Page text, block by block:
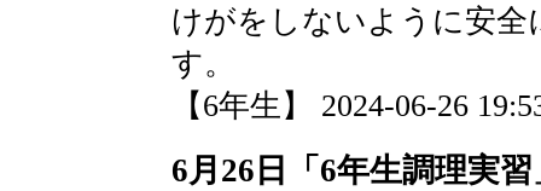
けがをしないように安
す。
【6年生】 2024-06-26
6月26日「6年生調理実